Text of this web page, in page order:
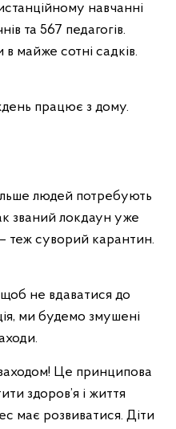
навчанні
та 567 педагогів.
майже сотні садків.
працює з дому.
людей потребують
званий локдаун уже
– теж суворий карантин.
не вдаватися до
ми будемо змушені
Це принципова
здоров’я і життя
має розвиватися. Діти